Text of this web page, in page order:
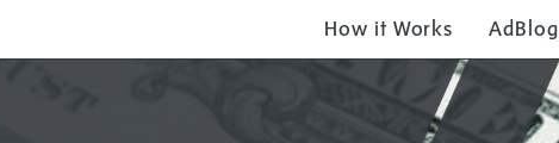
How it Works AdBlog